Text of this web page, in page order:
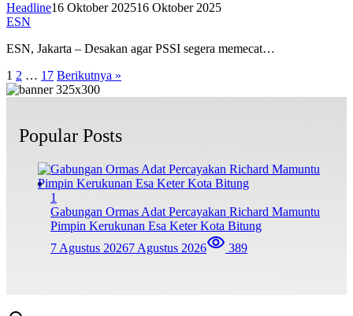
Headline16 Oktober 202516 Oktober 2025
ESN
ESN, Jakarta – Desakan agar PSSI segera memecat…
Paginasi
pos
1 2 … 17 Berikutnya »
Popular Posts
1
Gabungan Ormas Adat Percayakan Richard Mamuntu
Pimpin Kerukunan Esa Keter Kota Bitung
7 Agustus 20267 Agustus 2026 389